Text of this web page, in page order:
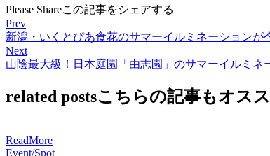
Please Shareこの記事をシェアする
Prev
新潟・いくとぴあ食花のサマーイルミネーションが
Next
山陰最大級！日本庭園「由志園」のサマーイルミネ
related postsこちらの記事もオス
ReadMore
Event/Spot